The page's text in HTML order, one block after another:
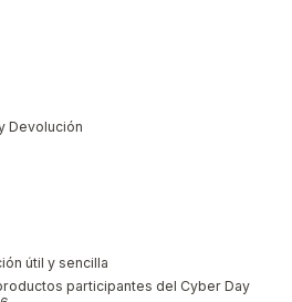
Devolución
útil y sencilla
participantes del Cyber Day